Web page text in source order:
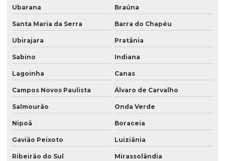
Ubarana Braúna
Santa Maria da Serra Barra do Chapéu
Ubirajara Pratânia
Sabino Indiana
Lagoinha Canas
Campos Novos Paulista Álvaro de Carvalho
Salmourão Onda Verde
Nipoã Boraceia
Gavião Peixoto Luiziânia
Ribeirão do Sul Mirassolândia